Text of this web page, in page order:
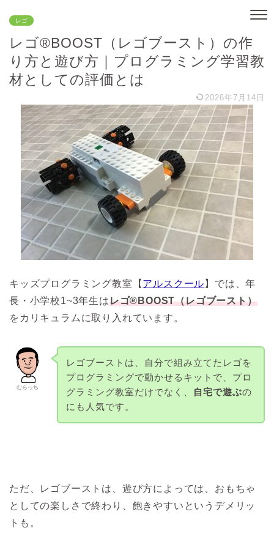
レゴ
レゴ®BOOST（レゴブースト）の作
り方と遊び方｜プログラミング学習教
材としての評価とは
2026年7月14日
キッズプログラミング教室【 アルスクール 】では、年
長・小学校1~3年生はレゴ®BOOST（レゴブースト）
をカリキュラムに取り入れています。
むらっち
レゴブーストは、自分で組み立てたレゴを
プログラミングで動かせるキットで、プロ
グラミング教室だけでなく、
自宅で遊ぶの
にも人気です。
ただ、レゴブーストは、遊び方によっては、おもちゃ
としての楽しさで終わり、飽きやすいというデメリッ
トも。